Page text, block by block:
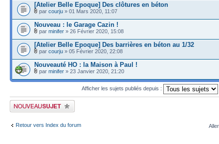
[Atelier Belle Epoque] Des clôtures en béton
par courju » 01 Mars 2020, 11:07
Nouveau : le Garage Cazin !
par minifer » 26 Février 2020, 15:08
[Atelier Belle Epoque] Des barrières en béton au 1/32
par courju » 05 Février 2020, 22:08
Nouveauté HO : la Maison à Paul !
par minifer » 23 Janvier 2020, 21:20
Afficher les sujets publiés depuis :
Publier un nouveau sujet
Retour vers Index du forum